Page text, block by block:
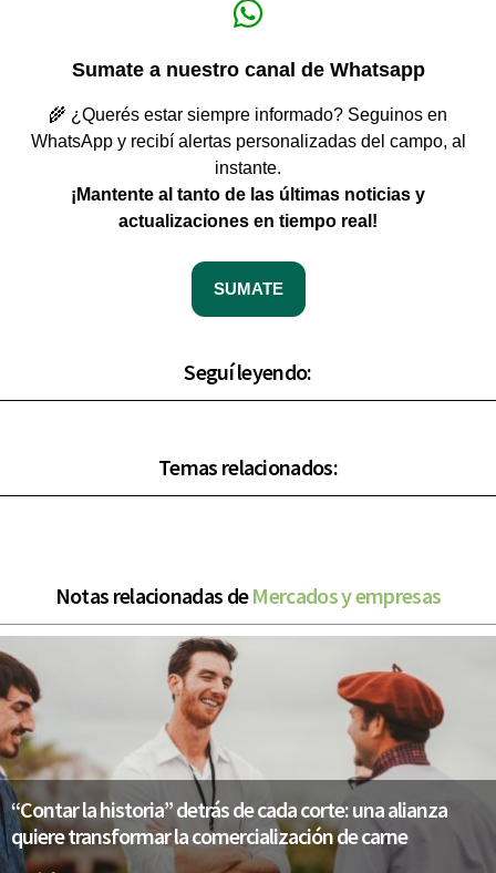
Sumate a nuestro canal de Whatsapp
🌾 ¿Querés estar siempre informado? Seguinos en
WhatsApp y recibí alertas personalizadas del campo, al
instante.
¡Mantente al tanto de las últimas noticias y
actualizaciones en tiempo real!
SUMATE
Seguí leyendo:
Temas relacionados:
Notas relacionadas deMercados y empresas
“Contar la historia” detrás de cada corte: una alianza
quiere transformar la comercialización de carne